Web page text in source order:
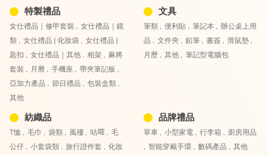
特製禮品
女仕禮品｜修甲套裝 , 女仕禮品｜鏡
類 , 女仕禮品 | 化妝袋 , 女仕禮品 |
匙扣 , 女仕禮品｜其他 , 相架 , 麻將
套裝 , 月曆 , 手機座 , 帶夾筆記板 ,
亞加力產品 , 節日禮品 , 包裝盒類 ,
其他
文具
筆類 , 便利貼 , 筆記本 , 辦公桌上用
品 , 文件夾 , 鉛筆 , 書簽 , 滑鼠墊 ,
月歷 , 其他 , 筆記型電腦包
紡織品
T恤 , 毛巾 , 袋類 , 風褸 , 咕𠱸 , 毛
公仔 , 小套袋類 , 旅行證件套 , 化妝
品牌禮品
單車 , 小型家電 , 行李箱 , 廚房用品
, 智能穿戴手環 , 數碼產品 , 其他